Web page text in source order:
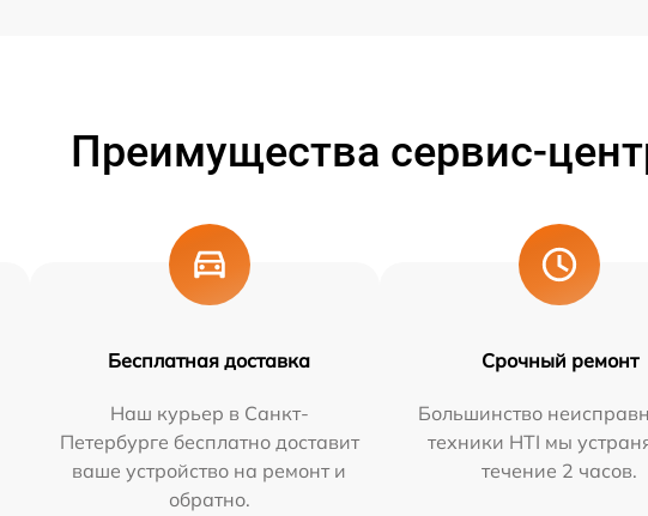
Преимущества сервис-
Бесплатная доставка
Наш курьер в Санкт-
Петербурге бесплатно доставит
ваше устройство на ремонт и
обратно.
Срочный ремонт
Большинство
техники HTI мы
течение 2 часов.